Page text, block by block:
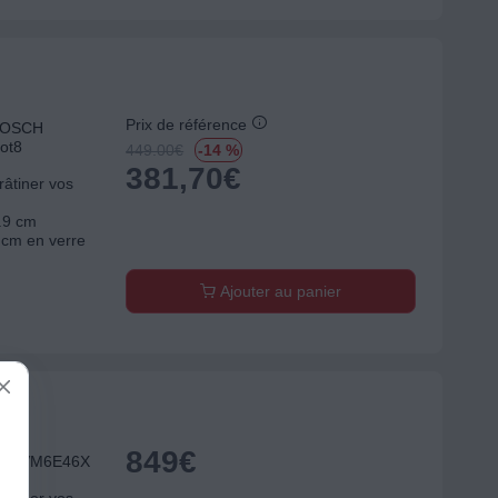
vos
cm
en verre
Prix de référence
449.00€ -14 %
381,70€
Ajouter au panier
EVM6E46X
849€